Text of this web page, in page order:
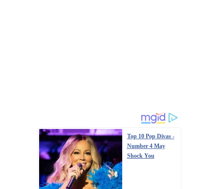
Top 10 Pop Divas -
Number 4 May
Shock You